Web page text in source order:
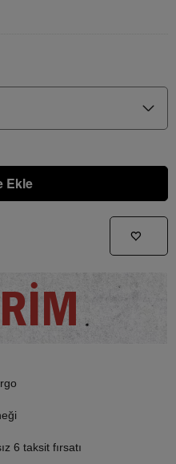
Ekle
6 taksit fırsatı